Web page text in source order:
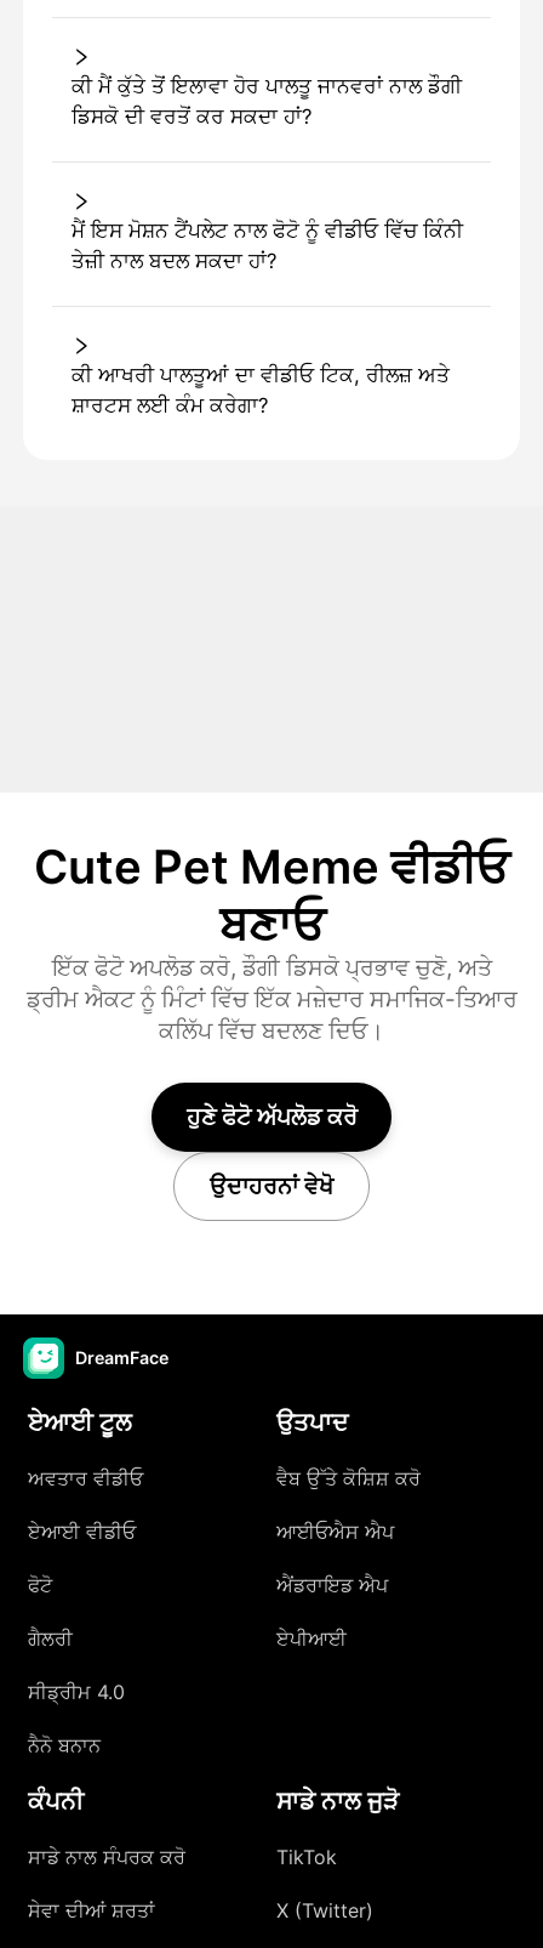
ਕੀ ਮੈਂ ਕੁੱਤੇ ਤੋਂ ਇਲਾਵਾ ਹੋਰ ਪਾਲਤੂ ਜਾਨਵਰਾਂ ਨਾਲ ਡੌਗੀ
ਡਿਸਕੋ ਦੀ ਵਰਤੋਂ ਕਰ ਸਕਦਾ ਹਾਂ?
ਮੈਂ ਇਸ ਮੋਸ਼ਨ ਟੈਂਪਲੇਟ ਨਾਲ ਫੋਟੋ ਨੂੰ ਵੀਡੀਓ ਵਿੱਚ ਕਿੰਨੀ
ਤੇਜ਼ੀ ਨਾਲ ਬਦਲ ਸਕਦਾ ਹਾਂ?
ਕੀ ਆਖਰੀ ਪਾਲਤੂਆਂ ਦਾ ਵੀਡੀਓ ਟਿਕ, ਰੀਲਜ਼ ਅਤੇ
ਸ਼ਾਰਟਸ ਲਈ ਕੰਮ ਕਰੇਗਾ?
Cute Pet Meme ਵੀਡੀਓ
ਬਣਾਓ
ਇੱਕ ਫੋਟੋ ਅਪਲੋਡ ਕਰੋ, ਡੌਗੀ ਡਿਸਕੋ ਪ੍ਰਭਾਵ ਚੁਣੋ, ਅਤੇ
ਡ੍ਰੀਮ ਐਕਟ ਨੂੰ ਮਿੰਟਾਂ ਵਿੱਚ ਇੱਕ ਮਜ਼ੇਦਾਰ ਸਮਾਜਿਕ-ਤਿਆਰ
ਕਲਿੱਪ ਵਿੱਚ ਬਦਲਣ ਦਿਓ।
ਹੁਣੇ ਫੋਟੋ ਅੱਪਲੋਡ ਕਰੋ
ਉਦਾਹਰਨਾਂ ਵੇਖੋ
DreamFace
ਏਆਈ ਟੂਲ
ਅਵਤਾਰ ਵੀਡੀਓ
ਏਆਈ ਵੀਡੀਓ
ਫੋਟੋ
ਗੈਲਰੀ
ਸੀਡ੍ਰੀਮ 4.0
ਨੈਨੋ ਬਨਾਨ
ਉਤਪਾਦ
ਵੈਬ ਉੱਤੇ ਕੋਸ਼ਿਸ਼ ਕਰੋ
ਆਈਓਐਸ ਐਪ
ਐਂਡਰਾਇਡ ਐਪ
ਏਪੀਆਈ
ਕੰਪਨੀ
ਸਾਡੇ ਨਾਲ ਸੰਪਰਕ ਕਰੋ
ਸੇਵਾ ਦੀਆਂ ਸ਼ਰਤਾਂ
ਸਾਡੇ ਨਾਲ ਜੁੜੋ
TikTok
X (Twitter)